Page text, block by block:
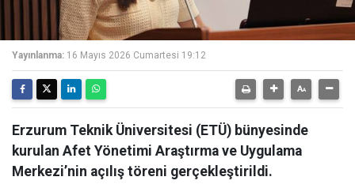
Yayınlanma: 16 Mayıs 2026 Cumartesi 19:12
Erzurum Teknik Üniversitesi (ETÜ) bünyesinde
kurulan Afet Yönetimi Araştırma ve Uygulama
Merkezi’nin açılış töreni gerçekleştirildi.